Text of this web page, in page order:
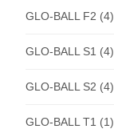
GLO-BALL F2 (4)
GLO-BALL S1 (4)
GLO-BALL S2 (4)
GLO-BALL T1 (1)